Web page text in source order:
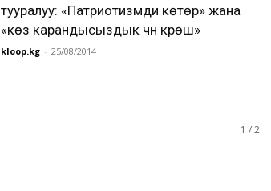
тууралуу: «Патриотизмди көтөрүү» жана
«көз карандысыздык үчүн күрөш»
kloop.kg - 25/08/2014
1 / 2